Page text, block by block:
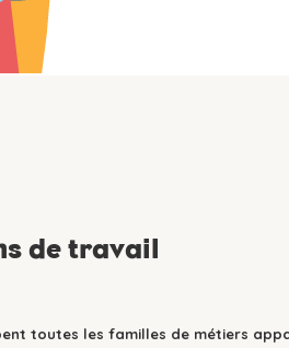
de travail
toutes les familles de métiers